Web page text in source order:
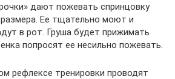
дают пожевать спринцовку
Ее тщательно моют и
в рот. Груша будет прижимать
попросят ее несильно пожевать.
рефлексе тренировки проводят